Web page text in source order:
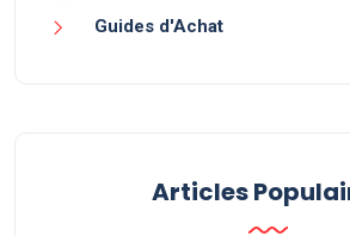
Guides d'Achat
Articles